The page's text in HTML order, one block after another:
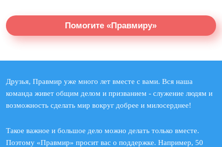
Помогите «Правмиру»
Друзья, Правмир уже много лет вместе с вами. Вся наша
команда живет общим делом и призванием - служение людям и
возможность сделать мир вокруг добрее и милосерднее!
Такое важное и большое дело можно делать только вместе.
Поэтому «Правмир» просит вас о поддержке. Например, 50